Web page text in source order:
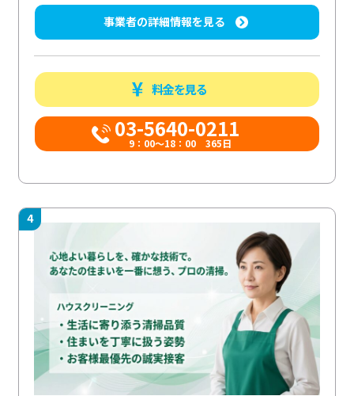
事業者の詳細情報を見る
料金を見る
03-5640-0211
9：00～18：00 365日
4